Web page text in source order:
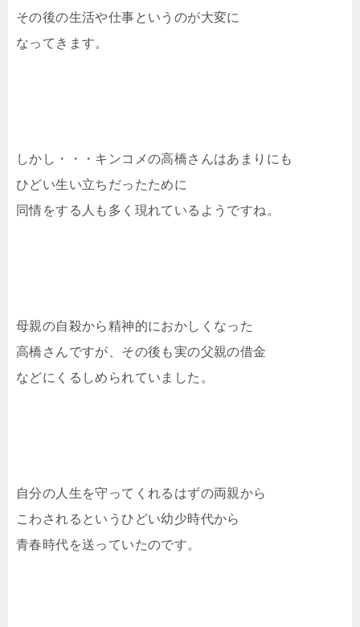
その後の生活や仕事というのが大変に
なってきます。
しかし・・・キンコメの高橋さんはあまりにも
ひどい生い立ちだったために
同情をする人も多く現れているようですね。
母親の自殺から精神的におかしくなった
高橋さんですが、その後も実の父親の借金
などにくるしめられていました。
自分の人生を守ってくれるはずの両親から
こわされるというひどい幼少時代から
青春時代を送っていたのです。